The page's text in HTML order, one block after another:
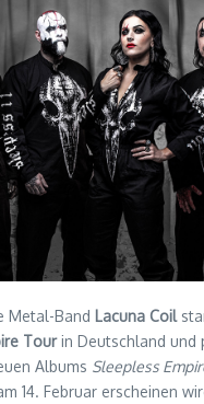
Metal-Band Lacuna Coil
Tourin Deutschland und
Albums Sleepless
14. Februar erscheinen